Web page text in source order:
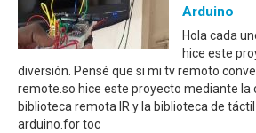
Arduino
Hola cada
hice este
diversión. Pensé que si mi tv remoto
remote.so hice este proyecto mediante la
biblioteca remota IR y la biblioteca de
arduino.for toc